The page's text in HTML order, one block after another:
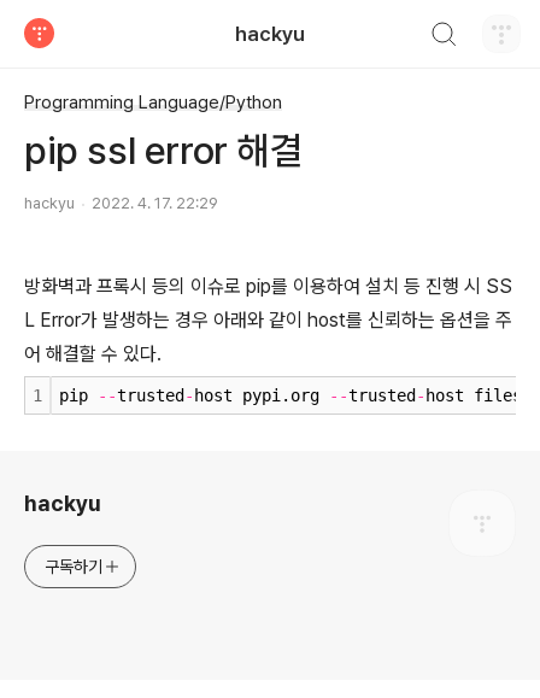
hackyu
Programming Language/Python
pip ssl error 해결
hackyu 2022. 4. 17. 22:29
방화벽과 프록시 등의 이슈로 pip를 이용하여 설치 등 진행 시 SS
L Error가 발생하는 경우 아래와 같이 host를 신뢰하는 옵션을 주
어 해결할 수 있다.
1 pip - -trusted - host pypi.org - -trusted - host
hackyu
구독하기